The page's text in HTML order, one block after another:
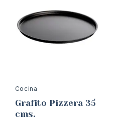
Cocina
Grafito Pizzera 35
cms.